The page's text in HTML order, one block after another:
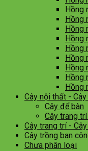
Hồng
Hồng
Hồng
Hồng
Hồng
Hồng
Hồng
Hồng
Hồng
Cây nội thất -
Cây để bàn
Cây trang
Cây trang trí -
Cây trồng ban
Chưa phân loại